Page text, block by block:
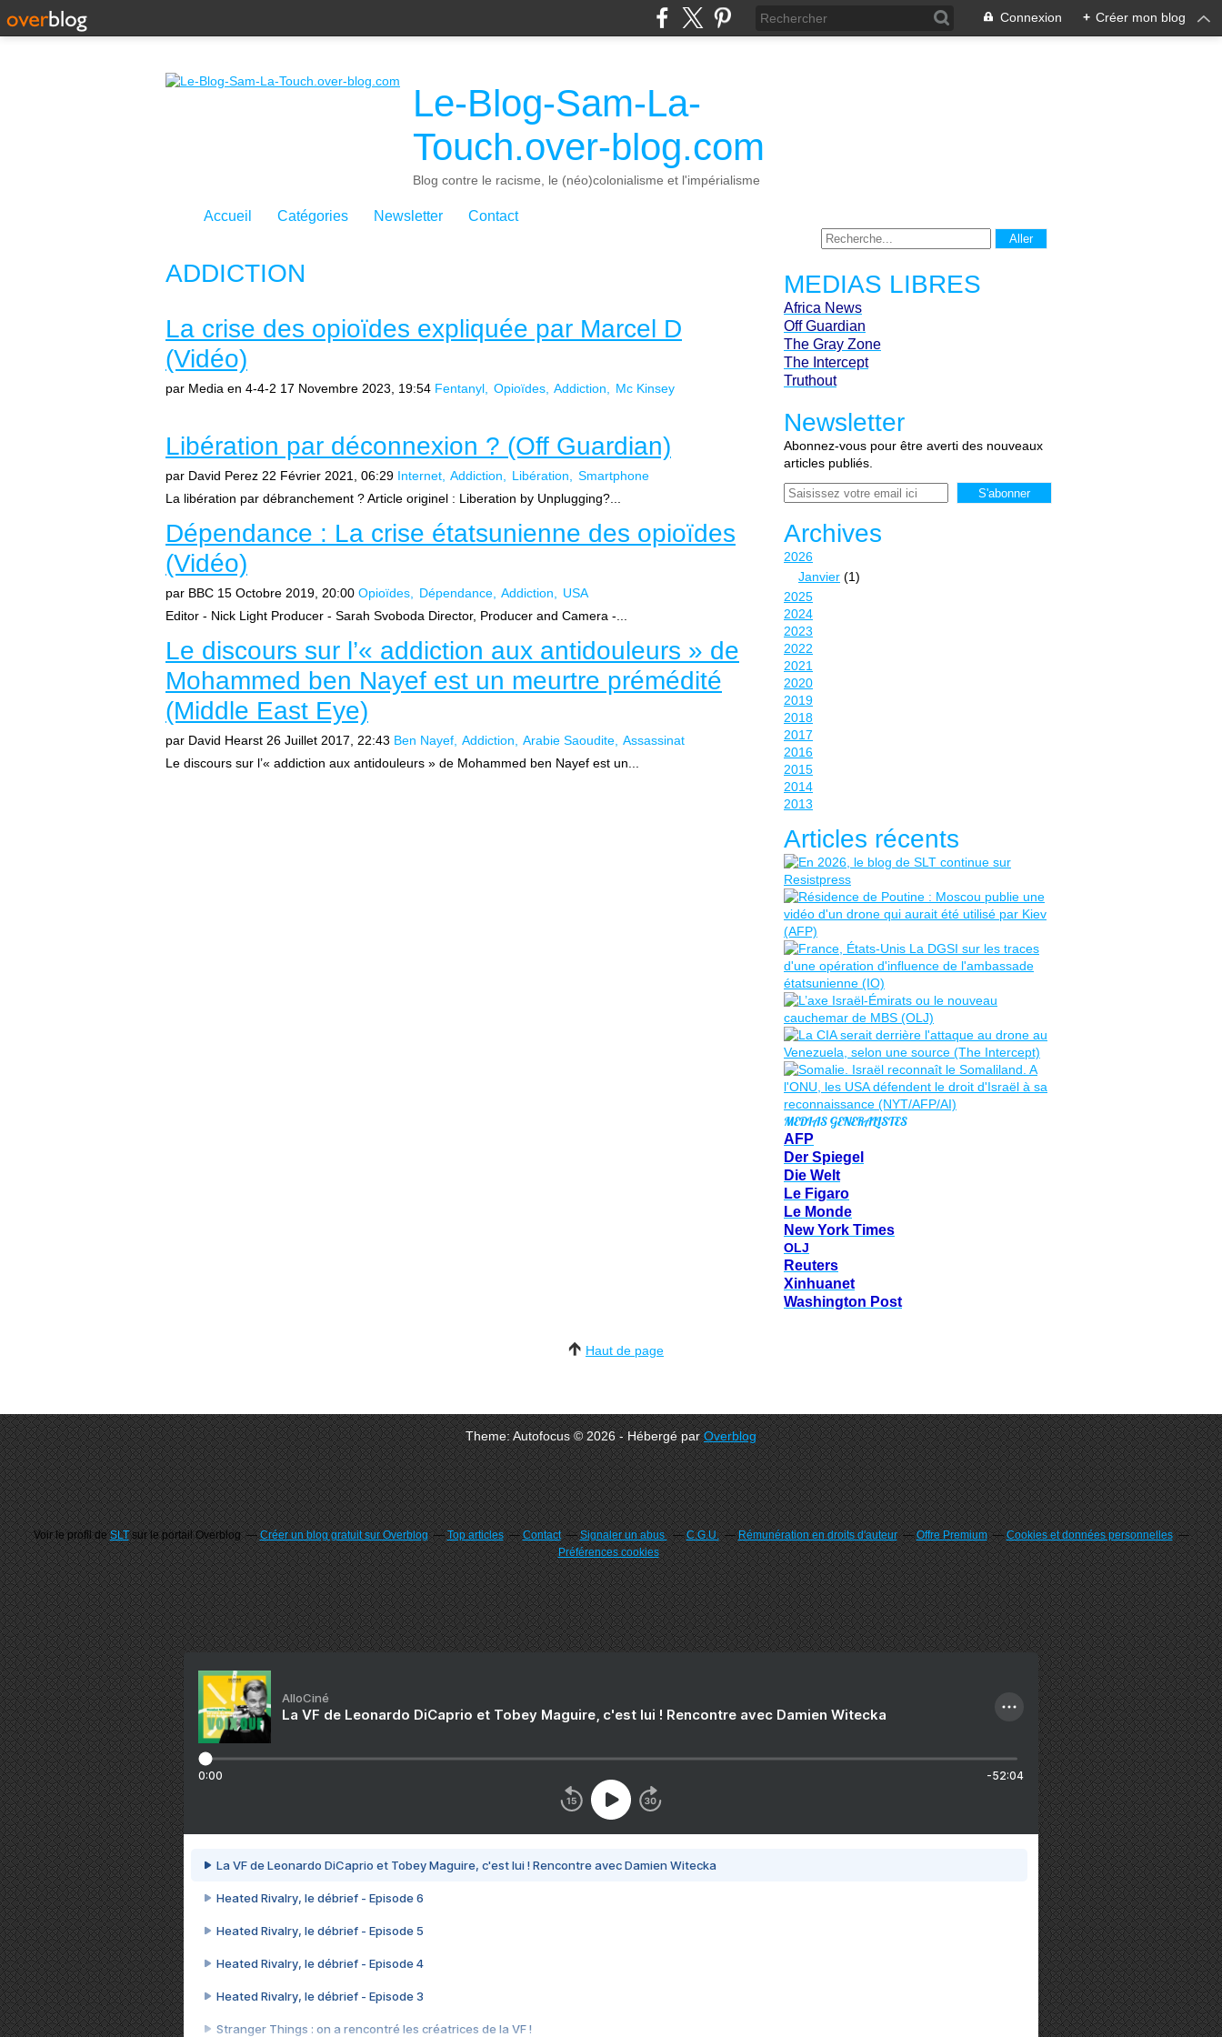
Connexion + Créer mon blog
Le-Blog-Sam-La-
Touch.over-blog.com
Blog contre le racisme, le (néo)colonialisme et l'impérialisme
Accueil Catégories Newsletter Contact
ADDICTION
La crise des opioïdes expliquée par Marcel D
(Vidéo)
par Media en 4-4-2 17 Novembre 2023, 19:54 Fentanyl Opioïdes Addiction Mc Kinsey
Libération par déconnexion ? (Off Guardian)
par David Perez 22 Février 2021, 06:29 Internet Addiction Libération
Smartphone
La libération par débranchement ? Article originel : Liberation by Unplugging?...
Dépendance : La crise étatsunienne des opioïdes
(Vidéo)
par BBC 15 Octobre 2019, 20:00 Opioïdes Dépendance Addiction
USA
Editor - Nick Light Producer - Sarah Svoboda Director, Producer and Camera -...
Le discours sur l’« addiction aux antidouleurs » de
Mohammed ben Nayef est un meurtre prémédité
(Middle East Eye)
par David Hearst 26 Juillet 2017, 22:43 Ben Nayef Addiction Arabie Saoudite Assassinat
Le discours sur l’« addiction aux antidouleurs » de Mohammed ben Nayef est un...
MEDIAS LIBRES
Africa News
Off Guardian
The Gray Zone
The Intercept
Truthout
Newsletter
Abonnez-vous pour être averti des nouveaux
articles publiés.
Email
Archives
2026
Janvier (1)
2025
2024
2023
2022
2021
2020
2019
2018
2017
2016
2015
2014
2013
Articles récents
MEDIAS GENERALISTES
AFP
Der Spiegel
Die Welt
Le Figaro
Le Monde
New York Times
OLJ
Reuters
Xinhuanet
Washington Post
Haut de page
Theme: Autofocus © 2026 - Hébergé parOverblog
Voir le profil deSLTsur le portail Overblog Créer un blog gratuit sur Overblog Top articles Contact Signaler un abus C.G.U. Rémunération en droits d'auteur Offre Premium
Cookies et données personnelles
Préférences cookies
AlloCiné
La VF de Leonardo DiCaprio et Tobey Maguire, c'est lui ! Rencontre avec Damien Witecka
0:00 -52:04
La VF de Leonardo DiCaprio et Tobey Maguire, c'est lui ! Rencontre avec Damien Witecka
Heated Rivalry, le débrief - Episode 6
Heated Rivalry, le débrief - Episode 5
Heated Rivalry, le débrief - Episode 4
Heated Rivalry, le débrief - Episode 3
Stranger Things : on a rencontré les créatrices de la VF !